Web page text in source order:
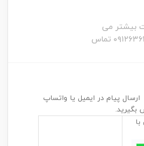
بیشتر می
توانید با تلفن ۰۹۱۲۶۳۶۲۱۴۹ تماس
پیام در ایمیل یا واتساپ
بگیرید.